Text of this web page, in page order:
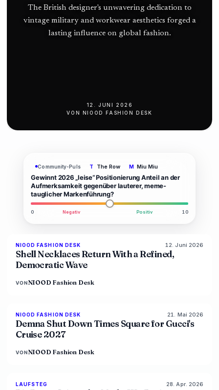
The British designer's unwavering dedication to
vintage military and workwear aesthetics forged a
lasting influence on global fashion.
12. JUNI 2026
VON NIOOD FASHION DESK
Community-Puls T The Row M Miu Miu
Gewinnt 2026 „leise“ Positionierung Anteil an der
Aufmerksamkeit gegenüber lauterer, meme-
tauglicher Markenführung?
0 Negativ Positiv 10
LIVE BRIEF
NIOOD FASHION DESK 12. Juni 2026
Shell Necklaces Return With a Refined,
Democratic Wave
VONNIOOD Fashion Desk
LIVE BRIEF
NIOOD FASHION DESK 21. Mai 2026
Demna Shut Down Times Square for Gucci's
Cruise 2027
VONNIOOD Fashion Desk
88% 72
LAUFSTEG 28. Apr. 2026